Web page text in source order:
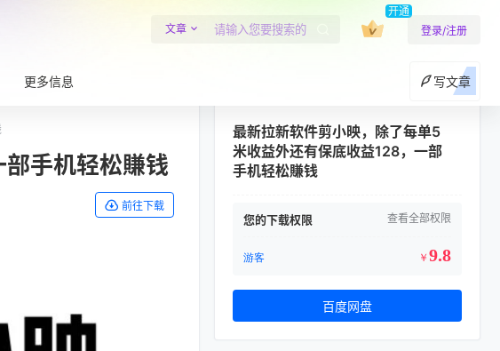
文章
开通
登录/注册
更多信息 写文章
手机轻松賺钱
前往下载
最新拉新软件剪小映，除了每单5
米收益外还有保底收益128，一部
手机轻松賺钱
您的下载权限 查看全部权限
游客 ￥ 9.8
百度网盘